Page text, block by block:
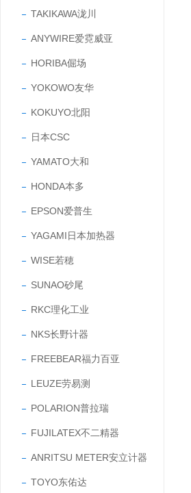
TAKIKAWA泷川
ANYWIRE爱霓威亚
HORIBA倔场
YOKOWO友华
KOKUYO北阳
日本CSC
YAMATO大和
HONDA本多
EPSON爱普生
YAGAMI日本加热器
WISE若穂
SUNAO砂尾
RKC理化工业
NKS长野计器
FREEBEAR福力百亚
LEUZE劳易测
POLARION普拉瑞
FUJILATEX不二精器
ANRITSU METER安立计器
TOYO东佑达